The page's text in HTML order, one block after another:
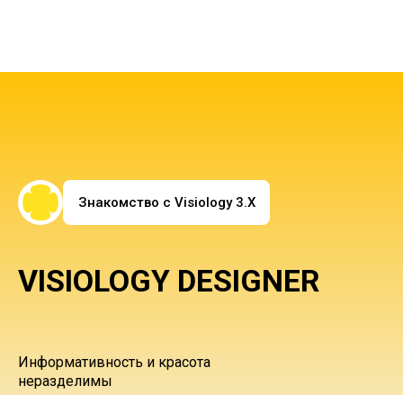
Информативность и красота
неразделимы
VISIOLOGY DESIGNER
Знакомство с Visiology 3.X